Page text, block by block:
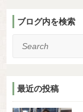
ブログ内を検索
Search
最近の投稿